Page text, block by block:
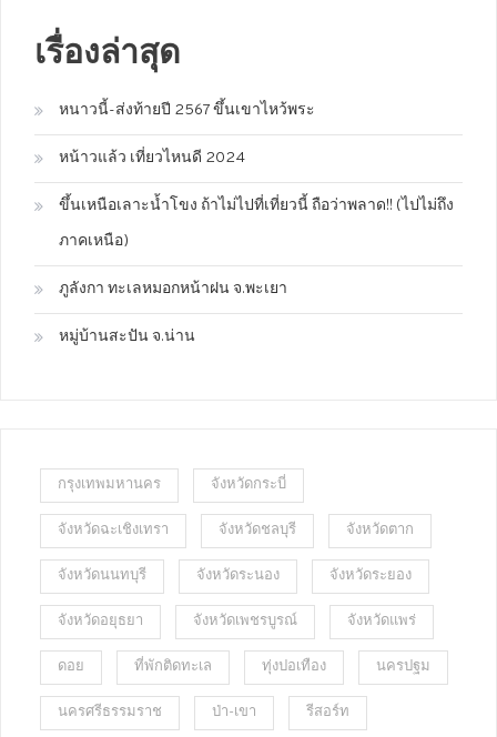
เรื่องล่าสุด
หนาวนี้-ส่งท้ายปี 2567 ขึ้นเขาไหว้พระ
หน้าวแล้ว เที่ยวไหนดี 2024
ขึ้นเหนือเลาะน้ำโขง ถ้าไม่ไปที่เที่ยวนี้ ถือว่าพลาด!! (ไปไม่ถึง
ภาคเหนือ)
ภูลังกา ทะเลหมอกหน้าฝน จ.พะเยา
หมู่บ้านสะปัน จ.น่าน
กรุงเทพมหานคร จังหวัดกระบี่
จังหวัดฉะเชิงเทรา จังหวัดชลบุรี จังหวัดตาก
จังหวัดนนทบุรี จังหวัดระนอง จังหวัดระยอง
จังหวัดอยุธยา จังหวัดเพชรบูรณ์ จังหวัดแพร่
ดอย ที่พักติดทะเล ทุ่งปอเทือง นครปฐม
นครศรีธรรมราช ป่า-เขา รีสอร์ท